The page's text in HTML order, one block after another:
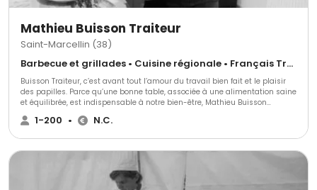
Mathieu Buisson Traiteur
Saint-Marcellin (38)
Barbecue et grillades • Cuisine régionale • Français Traditionnel
Buisson Traiteur, c’est avant tout l’amour du travail bien fait et le plaisir
des papilles. Parce qu’une bonne table, associée à une alimentation saine
et équilibrée, est indispensable à notre bien-être, Mathieu Buisson
prépare, pour vous, de délicieuses recettes à découvrir en boutique à
Saint-Marcellin, entre Valence et Grenoble..
1-200 • N.C.